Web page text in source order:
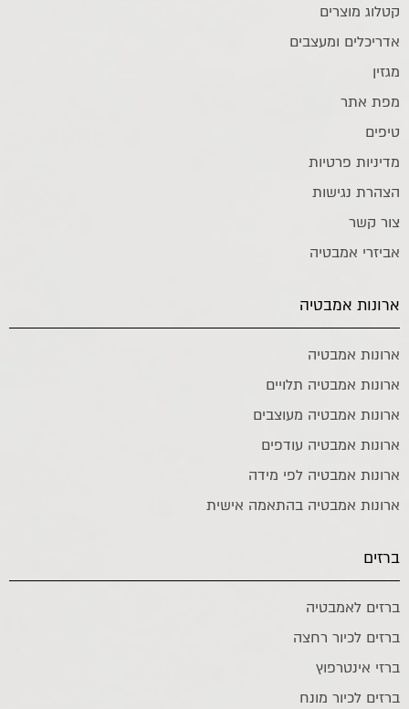
קטלוג מוצרים
אדריכלים ומעצבים
מגזין
מפת אתר
טיפים
מדיניות פרטיות
הצהרת נגישות
צור קשר
אביזרי אמבטיה
ארונות אמבטיה
ארונות אמבטיה
ארונות אמבטיה תלויים
ארונות אמבטיה מעוצבים
ארונות אמבטיה עודפים
ארונות אמבטיה לפי מידה
ארונות אמבטיה בהתאמה אישית
ברזים
ברזים לאמבטיה
ברזים לכיור רחצה
ברזי אינטרפוץ
ברזים לכיור מונח